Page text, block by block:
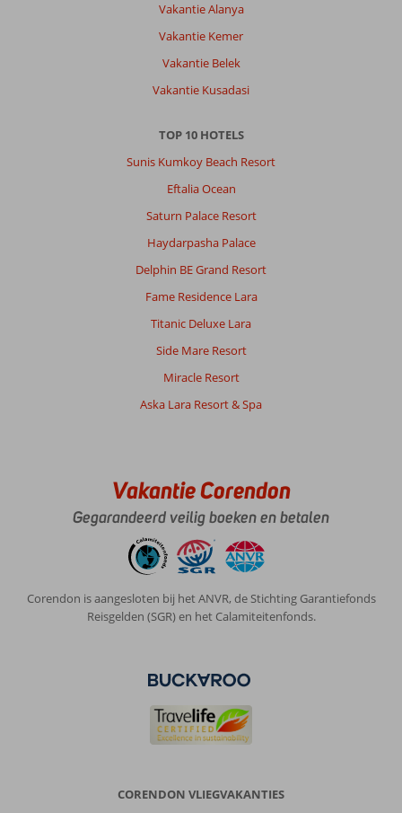
Vakantie Alanya
Vakantie Kemer
Vakantie Belek
Vakantie Kusadasi
TOP 10 HOTELS
Sunis Kumkoy Beach Resort
Eftalia Ocean
Saturn Palace Resort
Haydarpasha Palace
Delphin BE Grand Resort
Fame Residence Lara
Titanic Deluxe Lara
Side Mare Resort
Miracle Resort
Aska Lara Resort & Spa
Vakantie Corendon
Gegarandeerd veilig boeken en betalen
Corendon is aangesloten bij het ANVR, de Stichting Garantiefonds
Reisgelden (SGR) en het Calamiteitenfonds.
CORENDON VLIEGVAKANTIES